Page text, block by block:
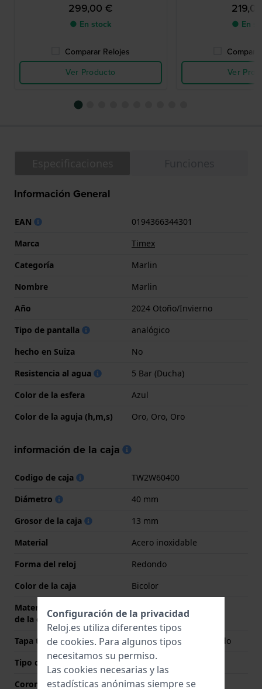
299,00 €
● En stock
Comparar Relojes
Ver Producto
● En
Ver
Información General
EAN
0194366344301
Marca
Timex
Categoría
Marlin
Nombre
Marlin
Año
2024 Otoño/Invierno
Tipo de pantalla
analógico
hecho en Suiza
No
Resistencia al agua
5 Bar (Ducha)
Color de la esfera
Azul
Color de la aguja (h,m,s)
Oro, Oro, Oro
información de la caja
Codigo de caja
TW2W60400
Diámetro
40 mm
Grosor de la caja
13 mm
Material
Acero inoxidable
Forma del reloj
Redondo
Color de la caja
Bicolor
Material de la parte trasera
de la caja
Acero inoxidable
Tapa trasera
Fondo de caja atornillado
Tipo de cristal
Acrílico
Corona
Corona tipo pull
Configuración de la privacidad
Reloj.es utiliza diferentes tipos
de cookies. Para algunos tipos
necesitamos su permiso.
Las cookies necesarias y las
estadísticas anónimas siempre se